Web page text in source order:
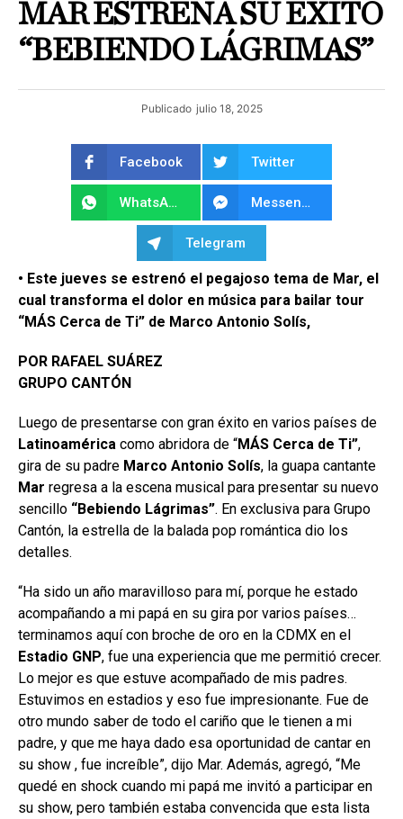
MAR ESTRENA SU ÉXITO
“BEBIENDO LÁGRIMAS”
Publicado julio 18, 2025
Facebook Twitter
WhatsApp Messenger
Telegram
• Este jueves se estrenó el pegajoso tema de Mar, el
cual transforma el dolor en música para bailar tour
“MÁS Cerca de Ti” de Marco Antonio Solís,
POR RAFAEL SUÁREZ
GRUPO CANTÓN
Luego de presentarse con gran éxito en varios países de
Latinoamérica como abridora de “MÁS Cerca de Ti”,
gira de su padre Marco Antonio Solís, la guapa cantante
Mar regresa a la escena musical para presentar su nuevo
sencillo “Bebiendo Lágrimas”. En exclusiva para Grupo
Cantón, la estrella de la balada pop romántica dio los
detalles.
“Ha sido un año maravilloso para mí, porque he estado
acompañando a mi papá en su gira por varios países…
terminamos aquí con broche de oro en la CDMX en el
Estadio GNP, fue una experiencia que me permitió crecer.
Lo mejor es que estuve acompañado de mis padres.
Estuvimos en estadios y eso fue impresionante. Fue de
otro mundo saber de todo el cariño que le tienen a mi
padre, y que me haya dado esa oportunidad de cantar en
su show , fue increíble”, dijo Mar. Además, agregó, “Me
quedé en shock cuando mi papá me invitó a participar en
su show, pero también estaba convencida que esta lista